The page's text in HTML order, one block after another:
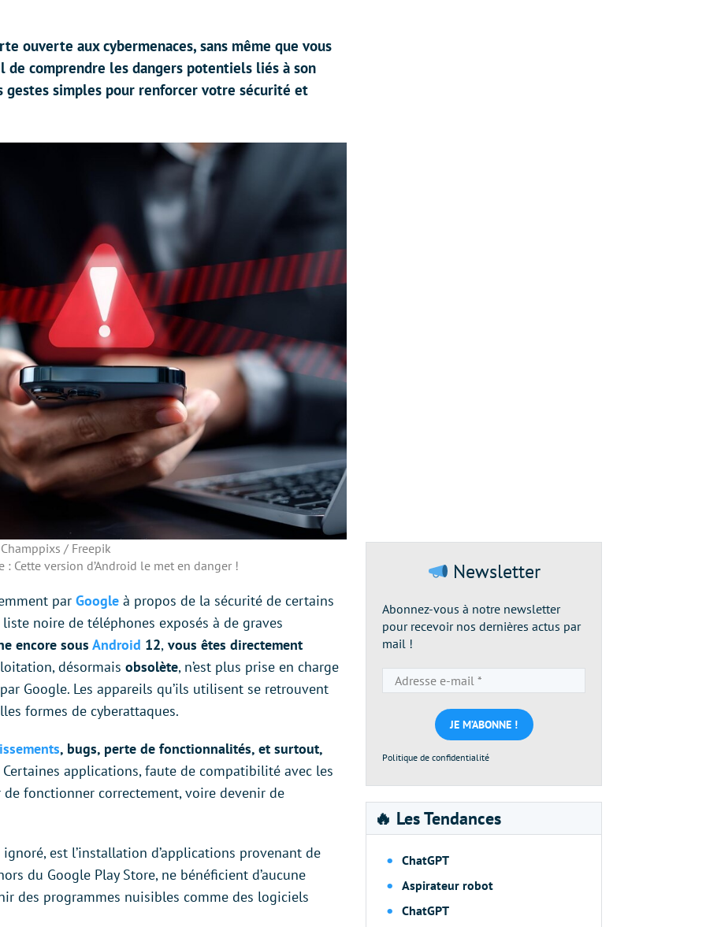
ouverte aux cybermenaces, sans même que vous
de comprendre les dangers potentiels liés à son
simples pour renforcer votre sécurité et
/ Freepik
Cette version d’Android le met en danger !
par Google à propos de la sécurité de certains
noire de téléphones exposés à de graves
encore sous Android 12, vous êtes directement
désormais obsolète, n’est plus prise en charge
Google. Les appareils qu’ils utilisent se retrouvent
formes de cyberattaques.
, bugs, perte de fonctionnalités, et surtout,
Certaines applications, faute de compatibilité avec les
fonctionner correctement, voire devenir de
est l’installation d’applications provenant de
du Google Play Store, ne bénéficient d’aucune
des programmes nuisibles comme des logiciels
Newsletter
Abonnez-vous à notre newsletter
pour recevoir nos dernières actus par
mail !
e-
mail
*
Politique de confidentialité
🔥 Les Tendances
ChatGPT
Aspirateur robot
ChatGPT